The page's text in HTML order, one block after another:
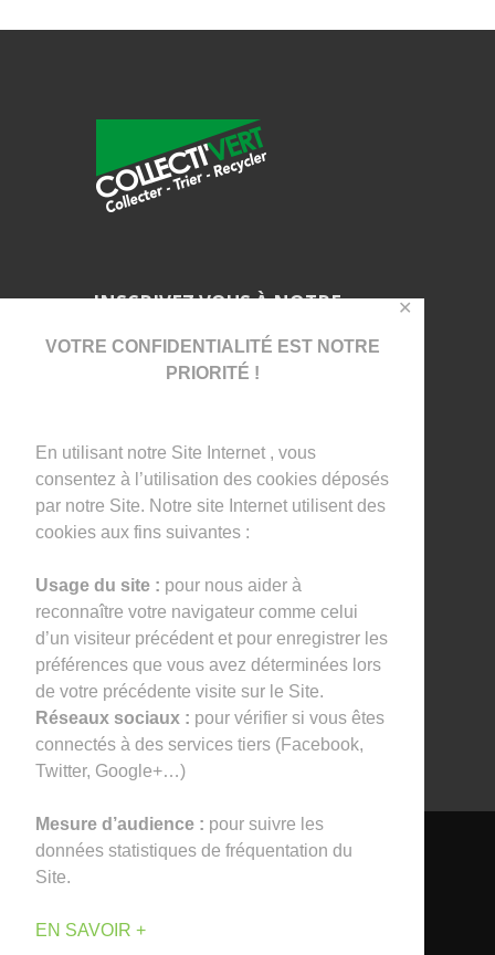
VOTRE CONFIDENTIALITÉ EST NOTRE
PRIORITÉ !
En utilisant notre Site Internet , vous
consentez à l’utilisation des cookies déposés
par notre Site. Notre site Internet utilisent des
cookies aux fins suivantes :
Usage du site : pour nous aider à
reconnaître votre navigateur comme celui
d’un visiteur précédent et pour enregistrer les
préférences que vous avez déterminées lors
de votre précédente visite sur le Site.
Réseaux sociaux : pour vérifier si vous êtes
connectés à des services tiers (Facebook,
Twitter, Google+…)
Mesure d’audience : pour suivre les
données statistiques de fréquentation du
Site.
EN SAVOIR +
✕
INSCRIVEZ VOUS À NOTRE
I agree that my submitted data is being
collected and stored.
RESTEZ CONNECTÉS